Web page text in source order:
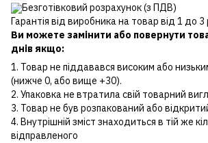
Безготівковий розрахунок (з ПДВ)
Гарантія від виробника на товар від 1 до 3
Ви можете замінити або повернути
днів якщо:
1. Товар не піддавався високим або
(нижче 0, або вище +30).
2. Упаковка не втратила свій товарний
3. Товар не був розпакований або
4. Внутрішній зміст знаходиться в тій же
відправленого